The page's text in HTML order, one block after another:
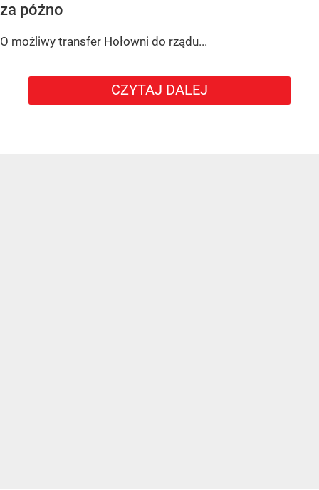
za późno
O możliwy transfer Hołowni do rządu...
CZYTAJ DALEJ